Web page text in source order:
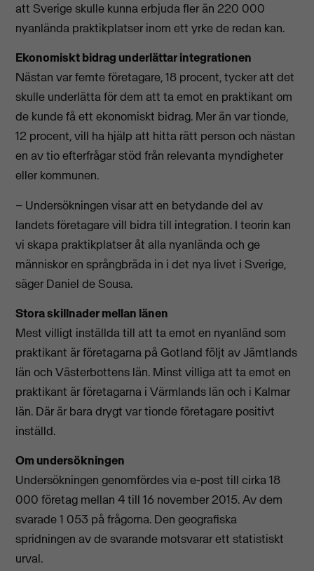
att Sverige skulle kunna erbjuda fler än 220 000
nyanlända praktikplatser inom ett yrke de redan kan.
Ekonomiskt bidrag underlättar integrationen
Nästan var femte företagare, 18 procent, tycker att det
skulle underlätta för dem att ta emot en praktikant om
de kunde få ett ekonomiskt bidrag. Mer än var tionde,
12 procent, vill ha hjälp att hitta rätt person och nästan
en av tio efterfrågar stöd från relevanta myndigheter
eller kommunen.
– Undersökningen visar att en betydande del av
landets företagare vill bidra till integration. I teorin kan
vi skapa praktikplatser åt alla nyanlända och ge
människor en språngbräda in i det nya livet i Sverige,
säger Daniel de Sousa.
Stora skillnader mellan länen
Mest villigt inställda till att ta emot en nyanländ som
praktikant är företagarna på Gotland följt av Jämtlands
län och Västerbottens län. Minst villiga att ta emot en
praktikant är företagarna i Värmlands län och i Kalmar
län. Där är bara drygt var tionde företagare positivt
inställd.
Om undersökningen
Undersökningen genomfördes via e-post till cirka 18
000 företag mellan 4 till 16 november 2015. Av dem
svarade 1 053 på frågorna. Den geografiska
spridningen av de svarande motsvarar ett statistiskt
urval.